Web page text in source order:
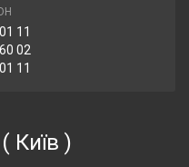
11
02
11
( Київ )